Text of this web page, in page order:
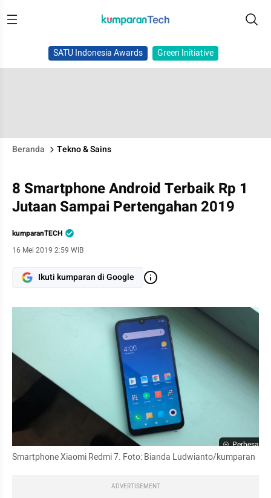
SATU Indonesia Awards Green Initiative
Beranda Tekno & Sains
8 Smartphone Android Terbaik Rp 1
Jutaan Sampai Pertengahan 2019
kumparanTECH
16 Mei 2019 2:59 WIB
Ikuti kumparan di Google
Perbesar
Smartphone Xiaomi Redmi 7. Foto: Bianda Ludwianto/kumparan
ADVERTISEMENT